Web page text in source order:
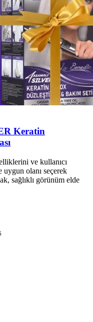
Keratin
ve kullanıcı
uygun olanı seçerek
sağlıklı görünüm elde